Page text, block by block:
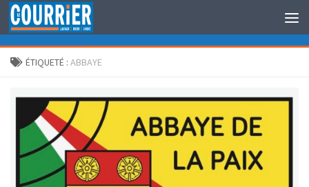
Au dessous du contenu
ÉTIQUETÉ : ABBAYE